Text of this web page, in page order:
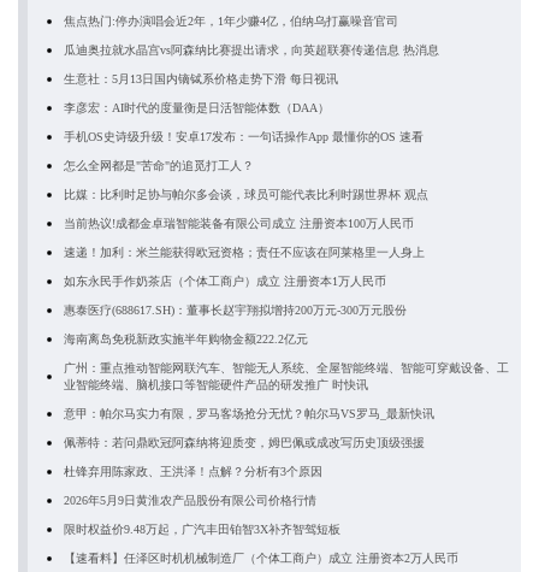
焦点热门:停办演唱会近2年，1年少赚4亿，伯纳乌打赢噪音官司
瓜迪奥拉就水晶宫vs阿森纳比赛提出请求，向英超联赛传递信息 热消息
生意社：5月13日国内镝铽系价格走势下滑 每日视讯
李彦宏：AI时代的度量衡是日活智能体数（DAA）
手机OS史诗级升级！安卓17发布：一句话操作App 最懂你的OS 速看
怎么全网都是"苦命"的追觅打工人？
比媒：比利时足协与帕尔多会谈，球员可能代表比利时踢世界杯 观点
当前热议!成都金卓瑞智能装备有限公司成立 注册资本100万人民币
速递！加利：米兰能获得欧冠资格；责任不应该在阿莱格里一人身上
如东永民手作奶茶店（个体工商户）成立 注册资本1万人民币
惠泰医疗(688617.SH)：董事长赵宇翔拟增持200万元-300万元股份
海南离岛免税新政实施半年购物金额222.2亿元
广州：重点推动智能网联汽车、智能无人系统、全屋智能终端、智能可穿戴设备、工
业智能终端、脑机接口等智能硬件产品的研发推广 时快讯
意甲：帕尔马实力有限，罗马客场抢分无忧？帕尔马VS罗马_最新快讯
佩蒂特：若问鼎欧冠阿森纳将迎质变，姆巴佩或成改写历史顶级强援
杜锋弃用陈家政、王洪泽！点解？分析有3个原因
2026年5月9日黄淮农产品股份有限公司价格行情
限时权益价9.48万起，广汽丰田铂智3X补齐智驾短板
【速看料】任泽区时机机械制造厂（个体工商户）成立 注册资本2万人民币